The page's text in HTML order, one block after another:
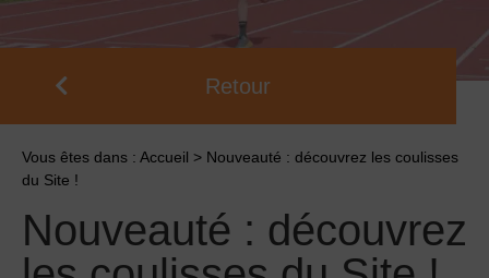
Retour
Vous êtes dans : Accueil > Nouveauté : découvrez les coulisses
du Site !
Nouveauté : découvrez